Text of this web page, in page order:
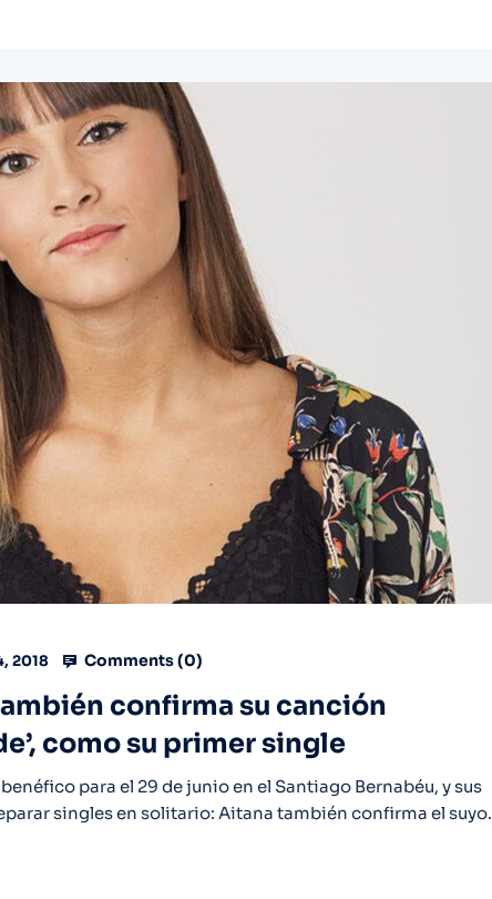
2018 Comments (0)
confirma su canción
como su primer single
para el 29 de junio en el Santiago Bernabéu, y sus
singles en solitario: Aitana también confirma el suyo.